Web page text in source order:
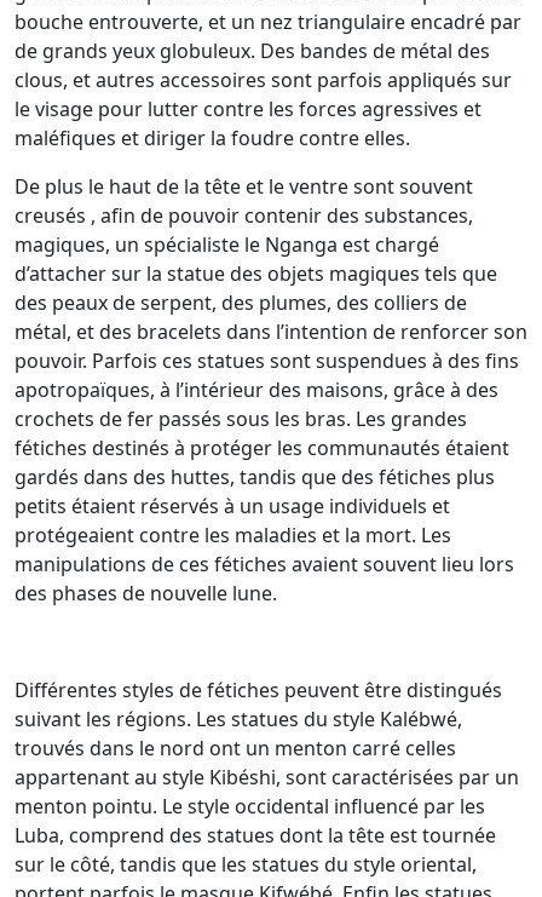
bouche entrouverte, et un nez triangulaire encadré par
de grands yeux globuleux. Des bandes de métal des
clous, et autres accessoires sont parfois appliqués sur
le visage pour lutter contre les forces agressives et
maléfiques et diriger la foudre contre elles.
De plus le haut de la tête et le ventre sont souvent
creusés , afin de pouvoir contenir des substances,
magiques, un spécialiste le Nganga est chargé
d’attacher sur la statue des objets magiques tels que
des peaux de serpent, des plumes, des colliers de
métal, et des bracelets dans l’intention de renforcer son
pouvoir. Parfois ces statues sont suspendues à des fins
apotropaïques, à l’intérieur des maisons, grâce à des
crochets de fer passés sous les bras. Les grandes
fétiches destinés à protéger les communautés étaient
gardés dans des huttes, tandis que des fétiches plus
petits étaient réservés à un usage individuels et
protégeaient contre les maladies et la mort. Les
manipulations de ces fétiches avaient souvent lieu lors
des phases de nouvelle lune.
Différentes styles de fétiches peuvent être distingués
suivant les régions. Les statues du style Kalébwé,
trouvés dans le nord ont un menton carré celles
appartenant au style Kibéshi, sont caractérisées par un
menton pointu. Le style occidental influencé par les
Luba, comprend des statues dont la tête est tournée
sur le côté, tandis que les statues du style oriental,